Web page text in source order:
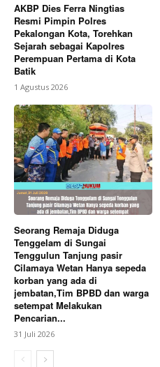
AKBP Dies Ferra Ningtias
Resmi Pimpin Polres
Pekalongan Kota, Torehkan
Sejarah sebagai Kapolres
Perempuan Pertama di Kota
Batik
1 Agustus 2026
Seorang Remaja Diduga
Tenggelam di Sungai
Tenggulun Tanjung pasir
Cilamaya Wetan Hanya sepeda
korban yang ada di
jembatan,Tim BPBD dan warga
setempat Melakukan
Pencarian...
31 Juli 2026